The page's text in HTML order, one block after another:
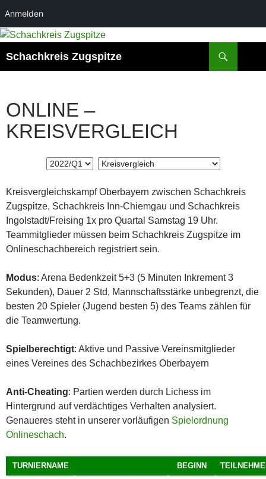
Anmelden
Schachkreis Zugspitze
ONLINE –
KREISVERGLEICH
Kreisvergleichskampf Oberbayern zwischen Schachkreis
Zugspitze, Schachkreis Inn-Chiemgau und Schachkreis
Ingolstadt/Freising 1x pro Quartal Samstag 19 Uhr.
Teammitglieder müssen beim Schachkreis Zugspitze im
Onlineschachbereich registriert sein.
Modus: Arena Bedenkzeit 5+3 (5 Minuten Inkrement 3
Sekunden), Dauer 2 Std, Mannschaftsstärke unbegrenzt, die
besten 20 Spieler (Jugend besten 5) des Teams zählen für
die Teamwertung.
Spielberechtigt: Aktive und Passive Vereinsmitglieder
eines Vereines des Schachbezirkes Oberbayern
Anti-Cheating: Partien werden durch Lichess im
Hintergrund auf verdächtiges Verhalten analysiert.
Genaueres steht in unserer vorläufigen Spielordnung
Onlineschach.
TURNIERNAME BEGINN